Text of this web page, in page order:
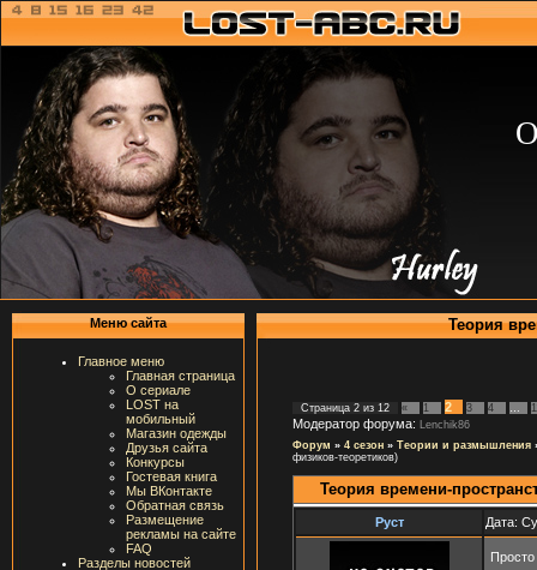
Меню сайта
Главное меню
Главная страница
О сериале
LOST на
мобильный
Магазин одежды
Друзья сайта
Конкурсы
Гостевая книга
Мы ВКонтакте
Обратная связь
Размещение
рекламы на сайте
FAQ
Разделы новостей
Теория
Страница 2 из 12 « 1 2 3 4
Модератор форума:
Lenchik86
Форум » 4 сезон » Теории и размышления
физиков-теоретиков)
Теория времени-
Руст Дата: